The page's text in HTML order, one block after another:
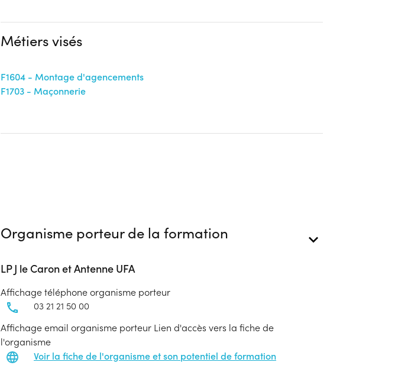
Métiers visés
F1604 - Montage d'agencements
F1703 - Maçonnerie
Organisme porteur de la formation
LP J le Caron et Antenne UFA
Affichage téléphone organisme porteur
03 21 21 50 00
Affichage email organisme porteur Lien d'accès vers la fiche de
l'organisme
Voir la fiche de l'organisme et son potentiel de formation